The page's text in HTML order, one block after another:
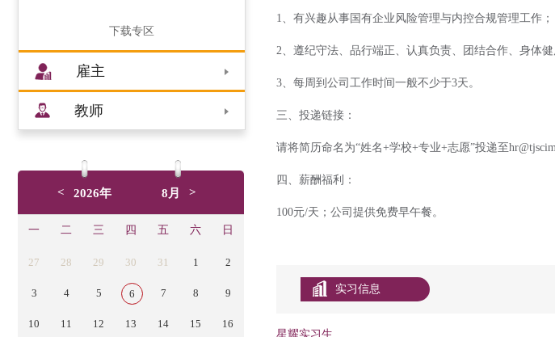
下载专区
雇主
教师
< 2026年 8月 >
一 二 三 四 五 六 日
27 28 29 30 31 1 2
3 4 5 6 7 8 9
10 11 12 13 14 15 16
1、有兴趣从事国有企业风险管理与内控合规管理工作；
2、遵纪守法、品行端正、认真负责、团结合作、身体
3、每周到公司工作时间一般不少于3天。
三、投递链接：
请将简历命名为“姓名+学校+专业+志愿”投递至
四、薪酬福利：
100元/天；公司提供免费早午餐。
实习信息
星耀实习生